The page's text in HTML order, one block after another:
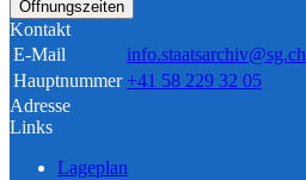
Öffnungszeiten
Kontakt
E-Mail
info.staatsarchiv@sg.ch
Hauptnummer +41 58 229 32 05
Adresse
Links
Lageplan